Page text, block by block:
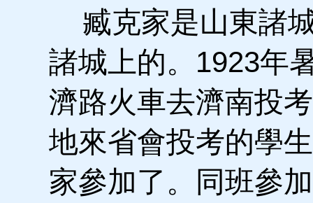
臧克家是山東諸
諸城上的。1923年
濟路火車去濟南投
地來省會投考的學
家參加了。同班參